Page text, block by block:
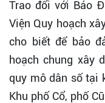
Trao đổi với Báo
Viện Quy hoạch
cho biết để bảo
hoạch chung xây
quy mô dân số tại
Khu phố Cổ, phố